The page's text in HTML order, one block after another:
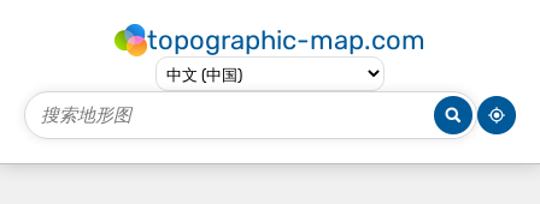
topographic-map.com